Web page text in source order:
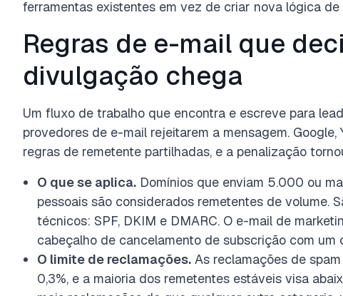
ferramentas existentes em vez de criar nova lógica de
Regras de e-mail que
divulgação chega
Um fluxo de trabalho que encontra e escreve para
provedores de e-mail rejeitarem a mensagem.
regras de remetente partilhadas, e a penalização
O que se aplica. Domínios que enviam 5.000 ou
pessoais são considerados remetentes de volume.
técnicos: SPF, DKIM e DMARC. O e-mail de
cabeçalho de cancelamento de subscrição com um
O limite de reclamações. As reclamações de
0,3%, e a maioria dos remetentes estáveis visa